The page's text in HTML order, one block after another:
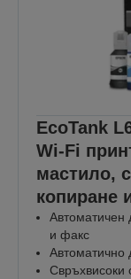
EcoTank
Wi-Fi
мастило,
копиране
Автоматичен
и факс
Автоматично
Свръхвисоки